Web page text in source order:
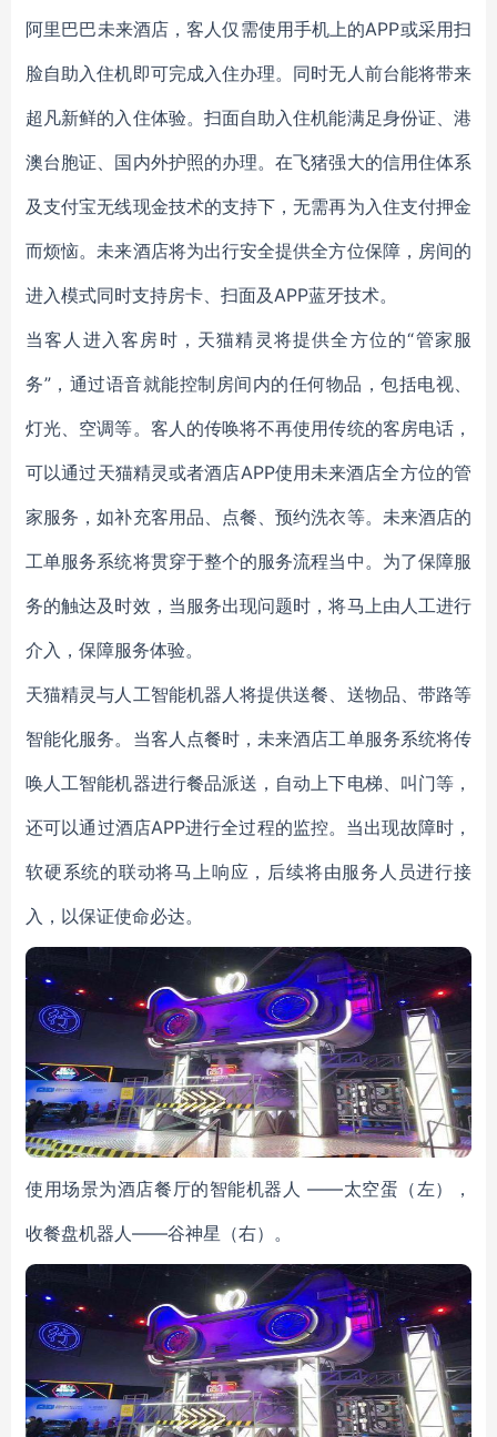
阿里巴巴未来酒店，客人仅需使用手机上的APP或采用扫
脸自助入住机即可完成入住办理。同时无人前台能将带来
超凡新鲜的入住体验。扫面自助入住机能满足身份证、港
澳台胞证、国内外护照的办理。在飞猪强大的信用住体系
及支付宝无线现金技术的支持下，无需再为入住支付押金
而烦恼。未来酒店将为出行安全提供全方位保障，房间的
进入模式同时支持房卡、扫面及APP蓝牙技术。
当客人进入客房时，天猫精灵将提供全方位的“管家服
务”，通过语音就能控制房间内的任何物品，包括电视、
灯光、空调等。客人的传唤将不再使用传统的客房电话，
可以通过天猫精灵或者酒店APP使用未来酒店全方位的管
家服务，如补充客用品、点餐、预约洗衣等。未来酒店的
工单服务系统将贯穿于整个的服务流程当中。为了保障服
务的触达及时效，当服务出现问题时，将马上由人工进行
介入，保障服务体验。
天猫精灵与人工智能机器人将提供送餐、送物品、带路等
智能化服务。当客人点餐时，未来酒店工单服务系统将传
唤人工智能机器进行餐品派送，自动上下电梯、叫门等，
还可以通过酒店APP进行全过程的监控。当出现故障时，
软硬系统的联动将马上响应，后续将由服务人员进行接
入，以保证使命必达。
使用场景为酒店餐厅的智能机器人 ——太空蛋（左），
收餐盘机器人——谷神星（右）。